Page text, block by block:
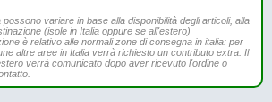
variare in base alla disponibilità degli articoli, alla
(isole in Italia oppure se all'estero)
è relativo alle normali zone di consegna in italia: per
altre aree in Italia verrà richiesto un contributo extra. Il
verrà comunicato dopo aver ricevuto l'ordine o